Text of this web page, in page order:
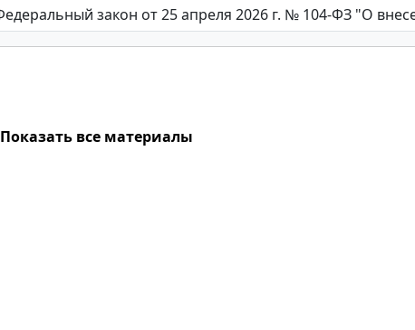
Показать все материалы